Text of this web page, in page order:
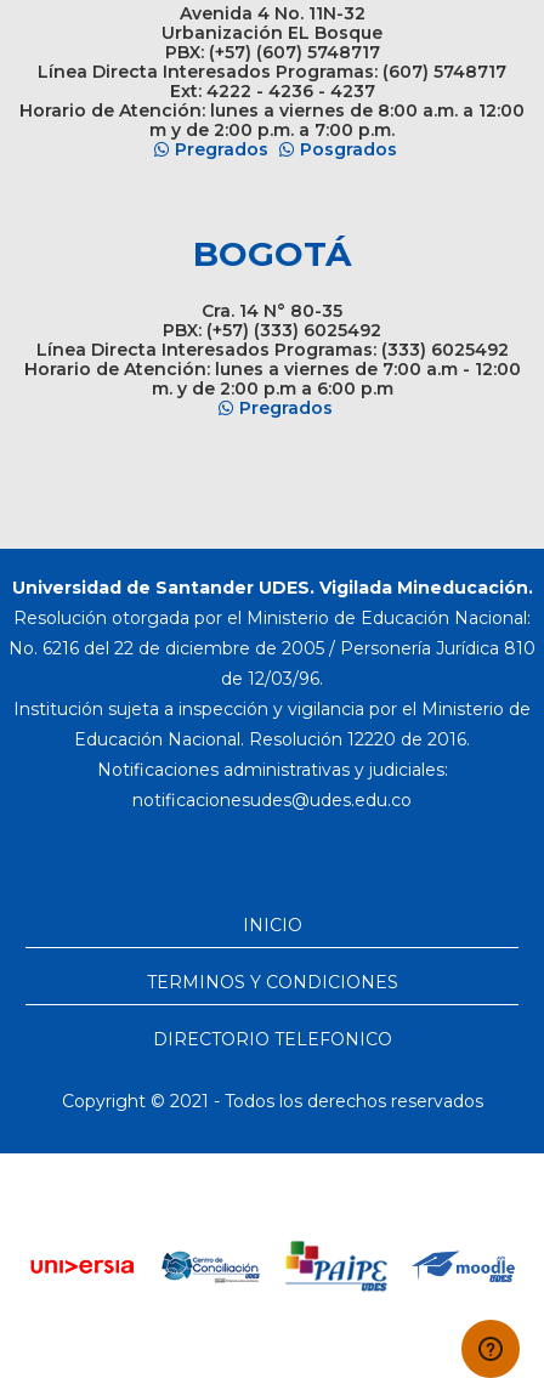
Avenida 4 No. 11N-32
Urbanización EL Bosque
PBX: (+57) (607) 5748717
Línea Directa Interesados Programas: (607) 5748717
Ext: 4222 - 4236 - 4237
Horario de Atención: lunes a viernes de 8:00 a.m. a 12:00
m y de 2:00 p.m. a 7:00 p.m.
Pregrados
Posgrados
BOGOTÁ
Cra. 14 N° 80-35
PBX: (+57) (333) 6025492
Línea Directa Interesados Programas: (333) 6025492
Horario de Atención: lunes a viernes de 7:00 a.m - 12:00
m. y de 2:00 p.m a 6:00 p.m
Pregrados
Universidad de Santander UDES. Vigilada Mineducación.
Resolución otorgada por el Ministerio de Educación Nacional:
No. 6216 del 22 de diciembre de 2005 / Personería Jurídica 810
de 12/03/96.
Institución sujeta a inspección y vigilancia por el Ministerio de
Educación Nacional. Resolución 12220 de 2016.
Notificaciones administrativas y judiciales:
INICIO
TERMINOS Y CONDICIONES
DIRECTORIO TELEFONICO
Copyright © 2021 - Todos los derechos reservados